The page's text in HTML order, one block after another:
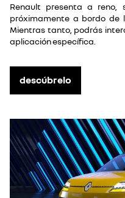
Renault presenta a reno,
próximamente a bordo de
Mientras tanto, podrás
aplicación específica.
descúbrelo